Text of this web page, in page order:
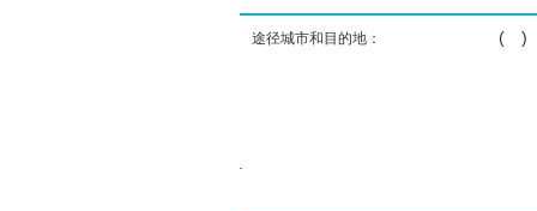
途径城市和目的地： (